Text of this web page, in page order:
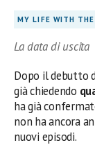
MY LIFE WITH
La data di uscita
Dopo il debutto
già chiedendo
ha già
non ha ancora
nuovi episodi.